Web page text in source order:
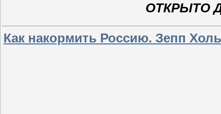
ОТКРЫТО
Как накормить Россию. Зепп